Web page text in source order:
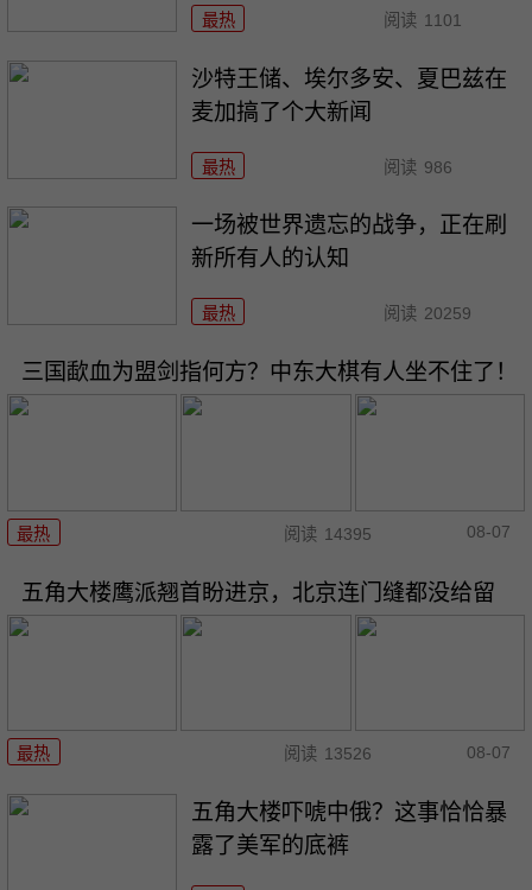
最热 阅读 1101
沙特王储、埃尔多安、夏巴兹在
麦加搞了个大新闻
最热 阅读 986
一场被世界遗忘的战争，正在刷
新所有人的认知
最热 阅读 20259
三国歃血为盟剑指何方？中东大棋有人坐不住了！
最热 阅读 14395 08-07
五角大楼鹰派翘首盼进京，北京连门缝都没给留
最热 阅读 13526 08-07
五角大楼吓唬中俄？这事恰恰暴
露了美军的底裤